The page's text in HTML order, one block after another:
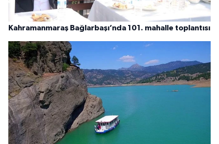
Kahramanmaraş Bağlarbaşı’nda 101. mahalle toplantısı